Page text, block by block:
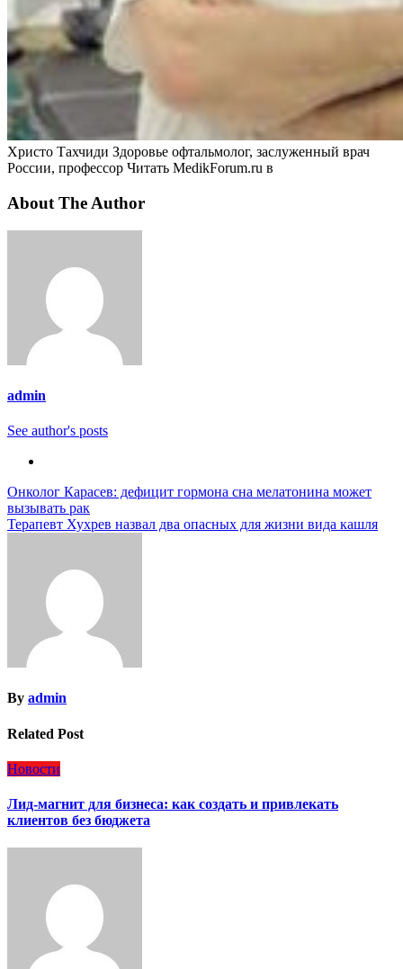
Христо Тахчиди Здоровье офтальмолог, заслуженный врач
России, профессор Читать MedikForum.ru в
About The Author
admin
See author's posts
Навигация
по
Онколог Карасев: дефицит гормона сна мелатонина может
вызывать рак
Терапевт Хухрев назвал два опасных для жизни вида кашля
By admin
Related Post
Новости
Лид-магнит для бизнеса: как создать и привлекать
клиентов без бюджета